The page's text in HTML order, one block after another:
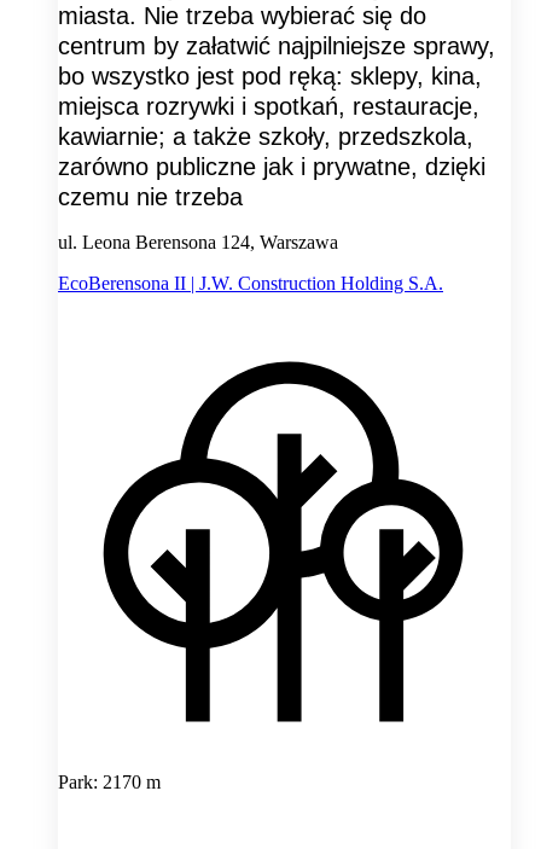
miasta. Nie trzeba wybierać się do
centrum by załatwić najpilniejsze sprawy,
bo wszystko jest pod ręką: sklepy, kina,
miejsca rozrywki i spotkań, restauracje,
kawiarnie; a także szkoły, przedszkola,
zarówno publiczne jak i prywatne, dzięki
czemu nie trzeba
ul. Leona Berensona 124, Warszawa
EcoBerensona II | J.W. Construction Holding S.A.
Park: 2170 m